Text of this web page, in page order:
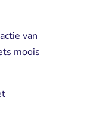
van
moois